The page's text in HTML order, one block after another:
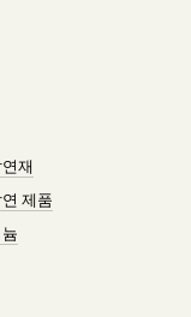
재
제품